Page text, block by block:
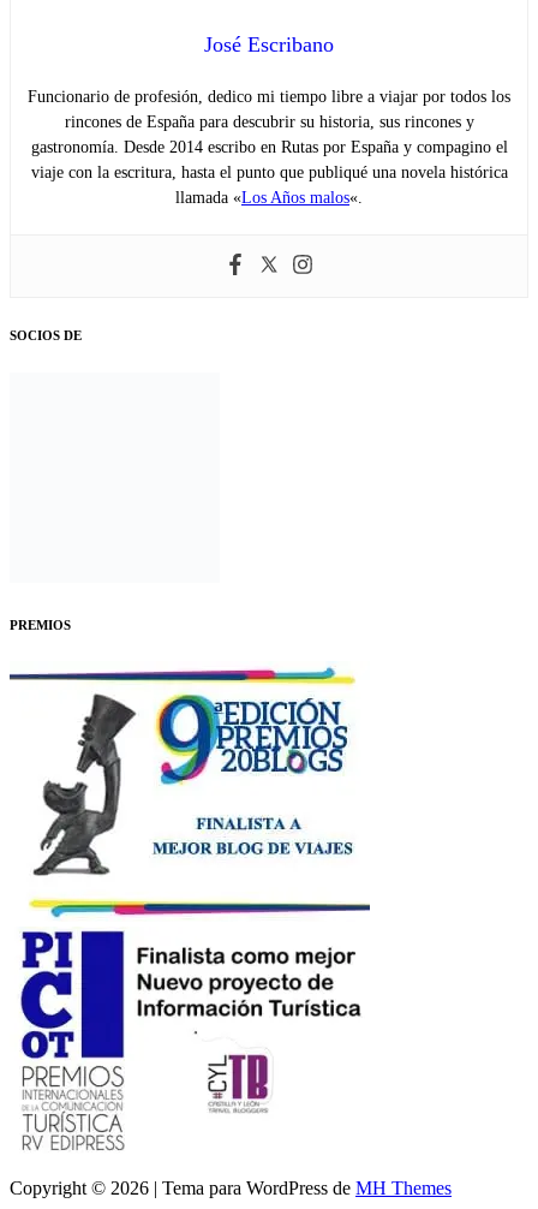
José Escribano
Funcionario de profesión, dedico mi tiempo libre a viajar por todos los
rincones de España para descubrir su historia, sus rincones y
gastronomía. Desde 2014 escribo en Rutas por España y compagino el
viaje con la escritura, hasta el punto que publiqué una novela histórica
llamada «Los Años malos«.
SOCIOS DE
PREMIOS
Copyright © 2026 | Tema para WordPress de MH Themes